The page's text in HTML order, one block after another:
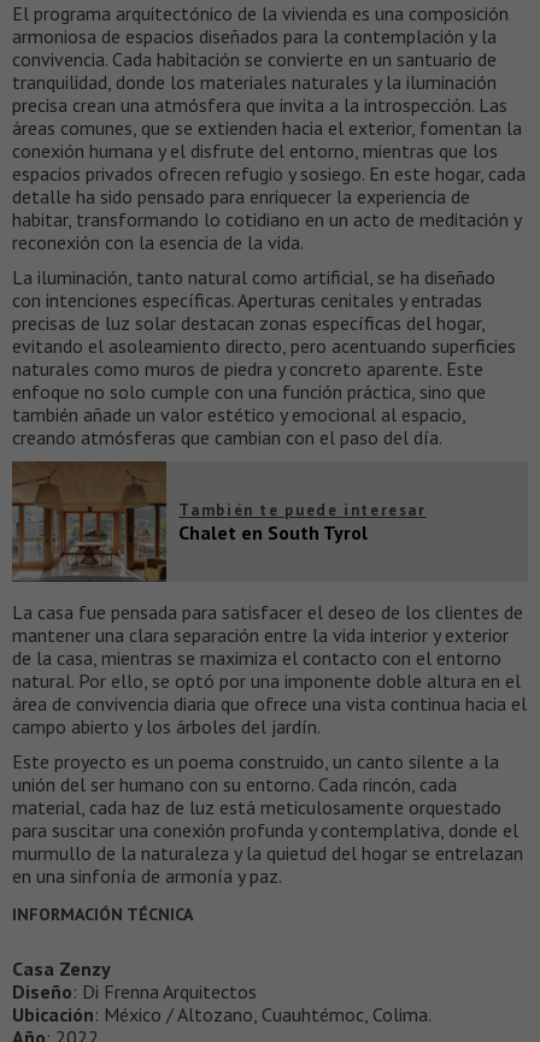
El programa arquitectónico de la vivienda es una composición
armoniosa de espacios diseñados para la contemplación y la
convivencia. Cada habitación se convierte en un santuario de
tranquilidad, donde los materiales naturales y la iluminación
precisa crean una atmósfera que invita a la introspección. Las
áreas comunes, que se extienden hacia el exterior, fomentan la
conexión humana y el disfrute del entorno, mientras que los
espacios privados ofrecen refugio y sosiego. En este hogar, cada
detalle ha sido pensado para enriquecer la experiencia de
habitar, transformando lo cotidiano en un acto de meditación y
reconexión con la esencia de la vida.
La iluminación, tanto natural como artificial, se ha diseñado
con intenciones específicas. Aperturas cenitales y entradas
precisas de luz solar destacan zonas específicas del hogar,
evitando el asoleamiento directo, pero acentuando superficies
naturales como muros de piedra y concreto aparente. Este
enfoque no solo cumple con una función práctica, sino que
también añade un valor estético y emocional al espacio,
creando atmósferas que cambian con el paso del día.
También te puede interesar
Chalet en South Tyrol
La casa fue pensada para satisfacer el deseo de los clientes de
mantener una clara separación entre la vida interior y exterior
de la casa, mientras se maximiza el contacto con el entorno
natural. Por ello, se optó por una imponente doble altura en el
área de convivencia diaria que ofrece una vista continua hacia el
campo abierto y los árboles del jardín.
Este proyecto es un poema construido, un canto silente a la
unión del ser humano con su entorno. Cada rincón, cada
material, cada haz de luz está meticulosamente orquestado
para suscitar una conexión profunda y contemplativa, donde el
murmullo de la naturaleza y la quietud del hogar se entrelazan
en una sinfonía de armonía y paz.
INFORMACIÓN TÉCNICA
Casa Zenzy
Diseño: Di Frenna Arquitectos
Ubicación: México / Altozano, Cuauhtémoc, Colima.